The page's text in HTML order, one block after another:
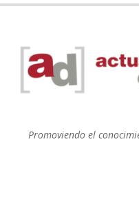
Promoviendo el